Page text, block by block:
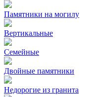
Памятники на могилу
Вертикальные
Семейные
Двойные памятники
Недорогие из гранита